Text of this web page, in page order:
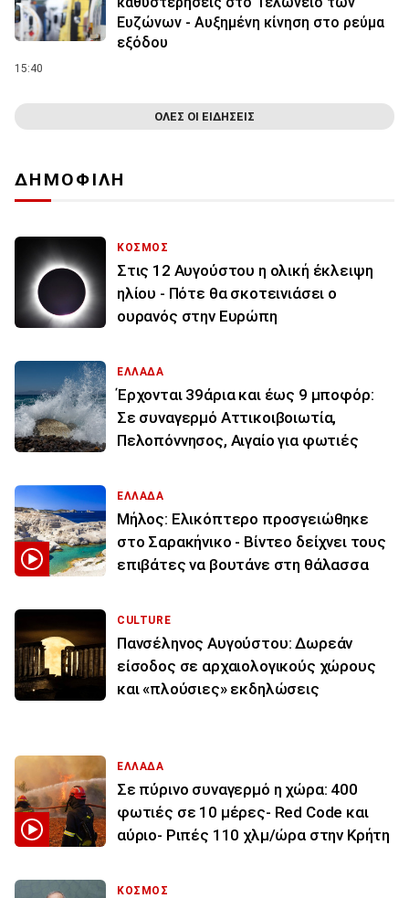
Ευζώνων - Αυξημένη κίνηση στο ρεύμα
εξόδου
15:40
ΟΛΕΣ ΟΙ ΕΙΔΗΣΕΙΣ
ΔΗΜΟΦΙΛΗ
ΚΟΣΜΟΣ
Στις 12 Αυγούστου η ολική έκλειψη
ηλίου - Πότε θα σκοτεινιάσει ο
ουρανός στην Ευρώπη
ΕΛΛΑΔΑ
Έρχονται 39άρια και έως 9 μποφόρ:
Σε συναγερμό Αττικοιβοιωτία,
Πελοπόννησος, Αιγαίο για φωτιές
ΕΛΛΑΔΑ
Μήλος: Ελικόπτερο προσγειώθηκε
στο Σαρακήνικο - Βίντεο δείχνει τους
επιβάτες να βουτάνε στη θάλασσα
CULTURE
Πανσέληνος Αυγούστου: Δωρεάν
είσοδος σε αρχαιολογικούς χώρους
και «πλούσιες» εκδηλώσεις
ΕΛΛΑΔΑ
Σε πύρινο συναγερμό η χώρα: 400
φωτιές σε 10 μέρες- Red Code και
αύριο- Ριπές 110 χλμ/ώρα στην Κρήτη
ΚΟΣΜΟΣ